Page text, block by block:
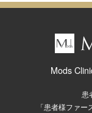
Mods
患
「患者様ファ